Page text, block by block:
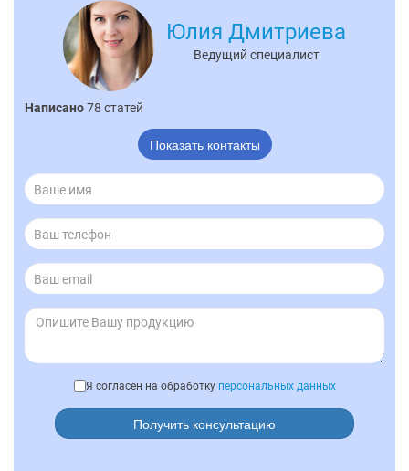
Юлия Дмитриева
Ведущий специалист
Написано78 статей
Показать контакты
Я согласен на обработку персональных данных
Получить консультацию